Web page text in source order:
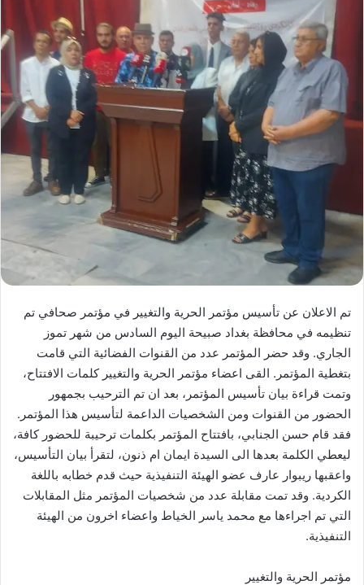
تم الاعلان عن تأسيس مؤتمر الحرية والتغيير في مؤتمر صحافي تم
تنظيمه في محافظة بغداد صبيحة اليوم السادس من شهر تموز
الجاري. وقد حضر المؤتمر عدد من القنوات الفضائية التي قامت
بتغطية المؤتمر. القى اعضاء مؤتمر الحرية والتغيير كلمات الافتتاح،
وتمت قراءة بيان تأسيس المؤتمر، بعد ان تم الترحيب بجمهور
الحضور من القنوات ومن الشخصيات الداعمة لتأسيس هذا المؤتمر.
فقد قام حسن الجنابي، بافتتاح المؤتمر بكلمات ترحيبة للحضور كافة،
ليعطي الكلمة بعدها الى السيدة ايمان ام ذنون، لتقرأ بيان التأسيس،
واعقبها ريبوار عارف عضو الهيئة التنفيذية حيث قدم خطابه باللغة
الكردية. وقد تمت مقابلة عدد من شخصيات المؤتمر مثل المقابلات
التي تم اجراءها مع محمد ياسر الخياط واعضاء اخرون من الهيئة
التنفيذية.
مؤتمر الحرية والتغيير